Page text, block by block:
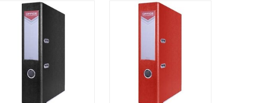
OFFICE products ordner, voor
A4, uit karton, rug van 7,5 cm,
TOEVOEGEN AAN
WINKELWAGEN
OFFICE products ordner, voor
A4, uit karton, rug van 7,5 cm,
TOEVOEGEN AAN